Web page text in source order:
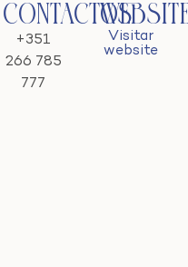
Contactos
+351
266 785
777
Visitar
website